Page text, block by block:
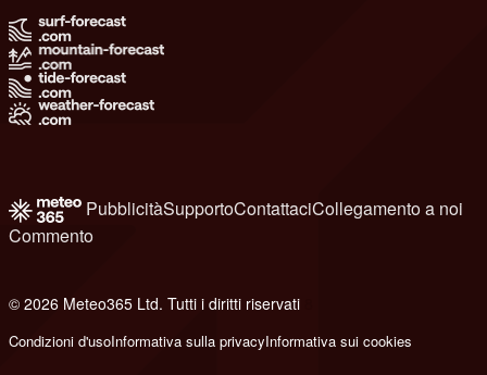
PubblicitàSupportoContattaciCollegamento a noi
Commento
© 2026 Meteo365 Ltd. Tutti i diritti riservati
Condizioni d'usoInformativa sulla privacyInformativa sui cookies